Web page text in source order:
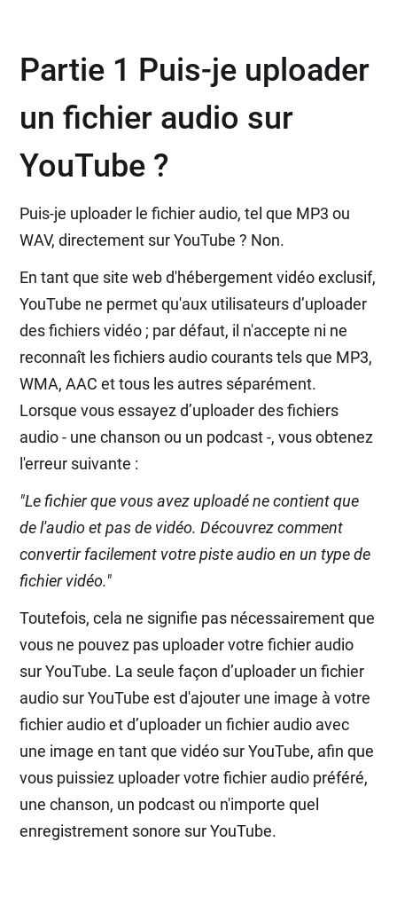
Partie 1 Puis-je uploader
un fichier audio sur
YouTube ?
Puis-je uploader le fichier audio, tel que MP3 ou
WAV, directement sur YouTube ? Non.
En tant que site web d'hébergement vidéo exclusif,
YouTube ne permet qu'aux utilisateurs d’uploader
des fichiers vidéo ; par défaut, il n'accepte ni ne
reconnaît les fichiers audio courants tels que MP3,
WMA, AAC et tous les autres séparément.
Lorsque vous essayez d’uploader des fichiers
audio - une chanson ou un podcast -, vous obtenez
l'erreur suivante :
"Le fichier que vous avez uploadé ne contient que
de l'audio et pas de vidéo. Découvrez comment
convertir facilement votre piste audio en un type de
fichier vidéo."
Toutefois, cela ne signifie pas nécessairement que
vous ne pouvez pas uploader votre fichier audio
sur YouTube. La seule façon d’uploader un fichier
audio sur YouTube est d'ajouter une image à votre
fichier audio et d’uploader un fichier audio avec
une image en tant que vidéo sur YouTube, afin que
vous puissiez uploader votre fichier audio préféré,
une chanson, un podcast ou n'importe quel
enregistrement sonore sur YouTube.